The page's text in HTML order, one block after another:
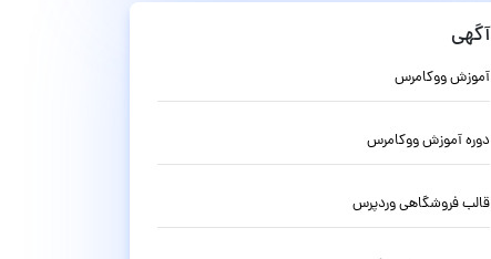
آگهی
آموزش ووکامرس
دوره آموزش ووکامرس
قالب فروشگاهی وردپرس